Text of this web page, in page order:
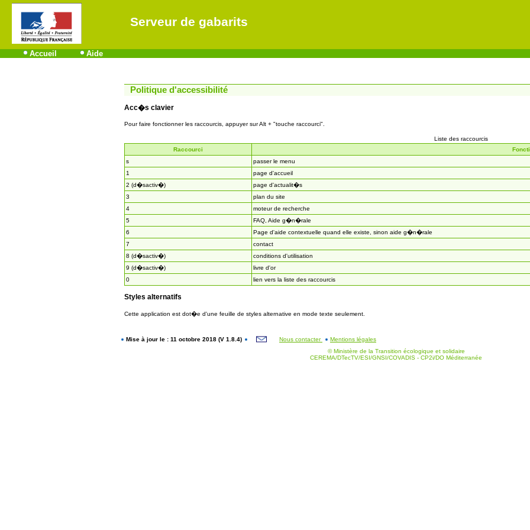
Serveur de gabarits
Accueil Aide
Politique d'accessibilité
Acc�s clavier
Pour faire fonctionner les raccourcis, appuyer sur Alt + "touche raccourci".
Liste des raccourcis
Raccourci
s
passer le menu
1
page d'accueil
2 (d�sactiv�)
page d'actualit�s
3
plan du site
4
moteur de recherche
5
FAQ, Aide g�n�rale
6
Page d'aide contextuelle quand elle existe, sinon aide g�n�rale
7
contact
8 (d�sactiv�)
conditions d'utilisation
9 (d�sactiv�)
livre d'or
0
lien vers la liste des raccourcis
Styles alternatifs
Cette application est dot�e d'une feuille de styles alternative en mode texte seulement.
Mise à jour le : 11 octobre 2018 (V 1.8.4) Nous contacter
Mentions légales
© Ministère de la Transition écologique et solidaire
CEREMA/DTecTV/ESI/GNSI/COVADIS - CP2i/DO Méditerranée